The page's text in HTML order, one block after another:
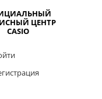
ЦЕНТР
CASIO